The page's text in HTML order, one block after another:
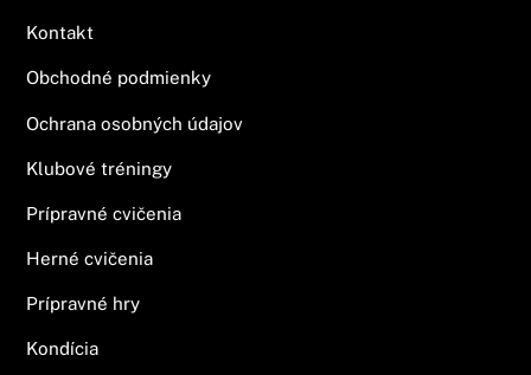
Kontakt
Obchodné podmienky
Ochrana osobných údajov
Klubové tréningy
Prípravné cvičenia
Herné cvičenia
Prípravné hry
Kondícia